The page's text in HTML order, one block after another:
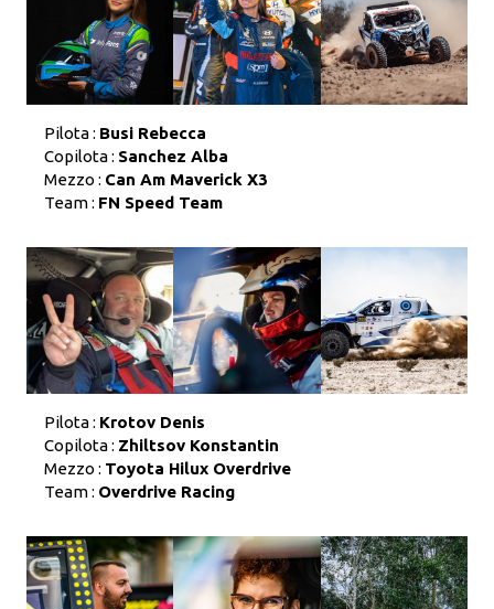
Pilota : Busi Rebecca
Copilota : Sanchez Alba
Mezzo : Can Am Maverick X3
Team : FN Speed Team
Pilota : Krotov Denis
Copilota : Zhiltsov Konstantin
Mezzo : Toyota Hilux Overdrive
Team : Overdrive Racing